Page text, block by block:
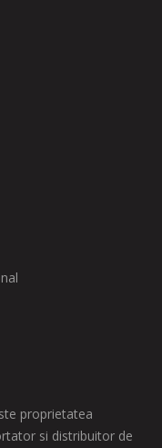
proprietatea
si distribuitor de